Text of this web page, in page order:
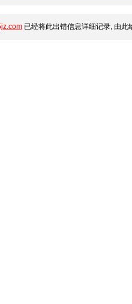
已经将此出错信息详细记录, 由此